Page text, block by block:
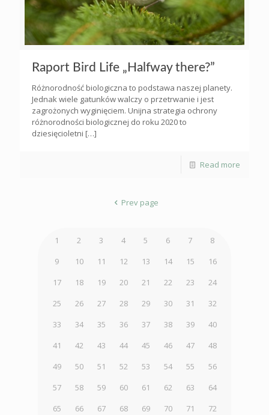
Raport Bird Life „Halfway there?”
Różnorodność biologiczna to podstawa naszej planety.
Jednak wiele gatunków walczy o przetrwanie i jest
zagrożonych wyginięciem. Unijna strategia ochrony
różnorodności biologicznej do roku 2020 to
dziesięcioletni […]
Read more
Prev page
1 2 3 4 5 6 7
8
9
10 11 12 13 14 15
16
17
18 19 20 21 22 23
24
25
26 27 28 29 30 31
32
33
34 35 36 37 38 39
40
41
42 43 44 45 46 47
48
49
50 51 52 53 54 55
56
57
58 59 60 61 62 63
64
65
66 67 68 69 70 71
72